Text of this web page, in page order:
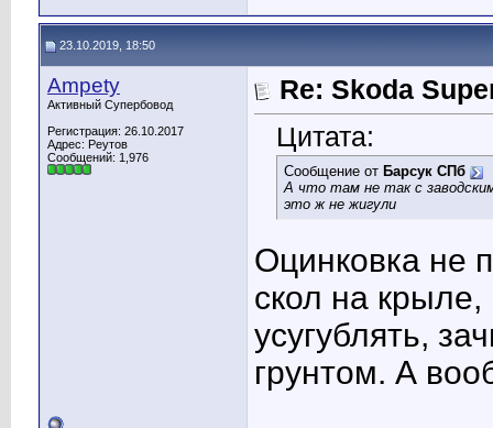
23.10.2019, 18:50
Ampety
Активный Супербовод
Регистрация: 26.10.2017
Адрес: Реутов
Сообщений: 1,976
Re: Skoda
Цитата:
Сообщение от Барсук СПб
А что там не так с
это ж не жигули
Оцинковка не
скол на крыле,
усугублять,
грунтом. А